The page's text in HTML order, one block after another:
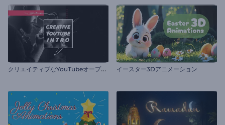
ク
リエイティブなYouTubeオープニング動画 イースター3Dアニメーション